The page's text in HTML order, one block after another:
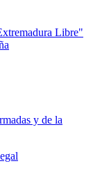
Libre"
y de la